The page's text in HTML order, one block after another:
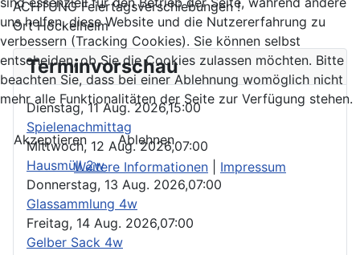
ACHTUNG Feiertagsverschiebungen !
OrtHöckelheim
Terminvorschau
Dienstag, 11 Aug. 2026,15:00
Spielenachmittag
Mittwoch, 12 Aug. 2026,07:00
Hausmüll 2w
Donnerstag, 13 Aug. 2026,07:00
Glassammlung 4w
Freitag, 14 Aug. 2026,07:00
Gelber Sack 4w
uns helfen, diese Website und die Nutzererfahrung zu
verbessern (Tracking Cookies). Sie können selbst
entscheiden, ob Sie die Cookies zulassen möchten. Bitte
beachten Sie, dass bei einer Ablehnung womöglich nicht
mehr alle Funktionalitäten der Seite zur Verfügung stehen.
Akzeptieren
Ablehnen
Weitere Informationen
Impressum